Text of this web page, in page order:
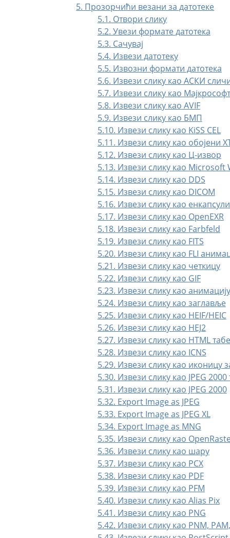
5. Прозорчићи везани за датотеке
5.1. Отвори слику
5.2. Увези формате датотека
5.3. Сачувај
5.4. Извези датотеку
5.5. Извозни формати датотека
5.6. Извези слику као АСКИ
5.7. Извези слику као
5.8. Извези слику као AVIF
5.9. Извези слику као БМП
5.10. Извези слику као KiSS CEL
5.11. Извези слику као обојени
5.12. Извези слику као Ц-извор
5.13. Извези слику као Microsoft
5.14. Извези слику као DDS
5.15. Извези слику као DICOM
5.16. Извези слику као
5.17. Извези слику као OpenEXR
5.18. Извези слику као Farbfeld
5.19. Извези слику као FITS
5.20. Извези слику као FLI
5.21. Извези слику као четкицу
5.22. Извези слику као GIF
5.23. Извези слику као
5.24. Извези слику као заглавље
5.25. Извези слику као HEIF/HEIC
5.26. Извези слику као HEJ2
5.27. Извези слику као HTML
5.28. Извези слику као ICNS
5.29. Извези слику као иконицу
5.30. Извези слику као JPEG 2000
5.31. Извези слику као JPEG 2000
5.32. Export Image as JPEG
5.33. Export Image as JPEG XL
5.34. Export Image as MNG
5.35. Извези слику као
5.36. Извези слику као шару
5.37. Извези слику као PCX
5.38. Извези слику као PDF
5.39. Извези слику као PFM
5.40. Извези слику као Alias Pix
5.41. Извези слику као PNG
5.42. Извези слику као PNM,